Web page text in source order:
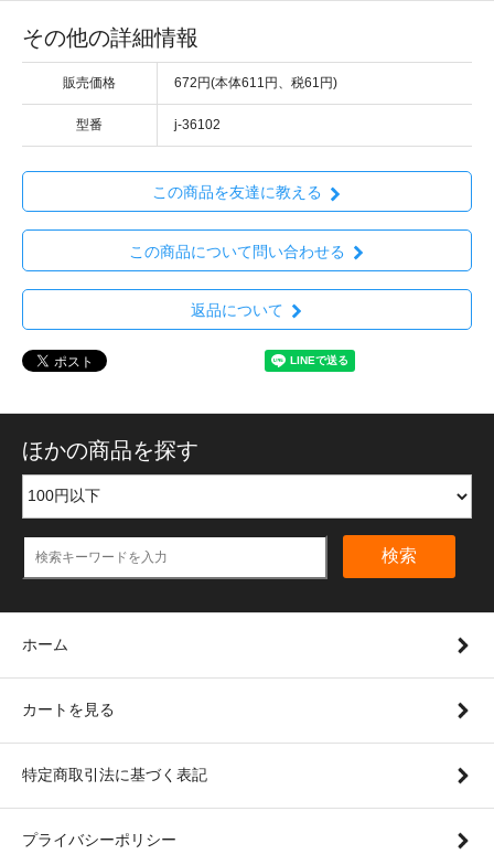
その他の詳細情報
販売価格 672円(本体611円、税61円)
型番 j-36102
この商品を友達に教える
この商品について問い合わせる
返品について
ほかの商品を探す
検索
ホーム
カートを見る
特定商取引法に基づく表記
プライバシーポリシー